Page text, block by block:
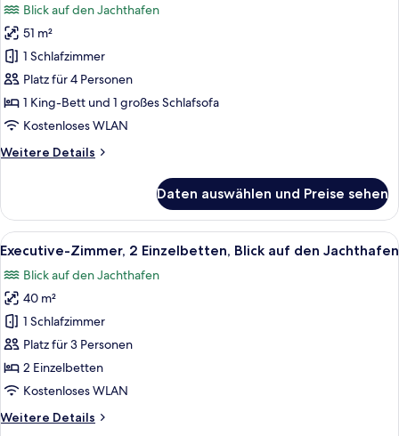
den
Jachthafen
(Balcony)
Grand-
Zimmer,
1 King-
Bett
und
Schlafsofa,
auf
anzeigen
Blick auf den Jachthafen
51 m²
1 Schlafzimmer
Platz für 4 Personen
1 King-Bett und 1 großes Schlafsofa
Kostenloses WLAN
Weitere Details
Weitere
Zimmer,
1 King-
Bett
Schlafsofa,
Blick
auf
den
Jachthafen
Daten auswählen und Preise sehen
Alle
Fotos
für
Executive-
Zimmer,
2 Einzelbetten,
Blick
auf
Jachthafen
Ein Hotelzimmer mit zwei Betten,
6
Executive-Zimmer, 2 Einzelbetten, Blick auf den Jachthafen
Blick auf den Jachthafen
40 m²
1 Schlafzimmer
Platz für 3 Personen
2 Einzelbetten
Kostenloses WLAN
Weitere Details
Weitere